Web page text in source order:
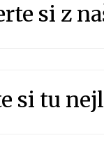
si z
si tu